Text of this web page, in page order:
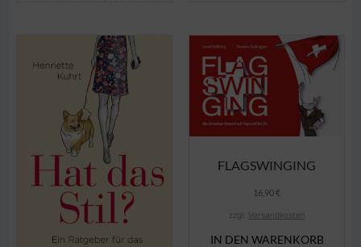
FLAGSWINGING
16,90€
zzgl. Versandkosten
IN DEN WARENKORB